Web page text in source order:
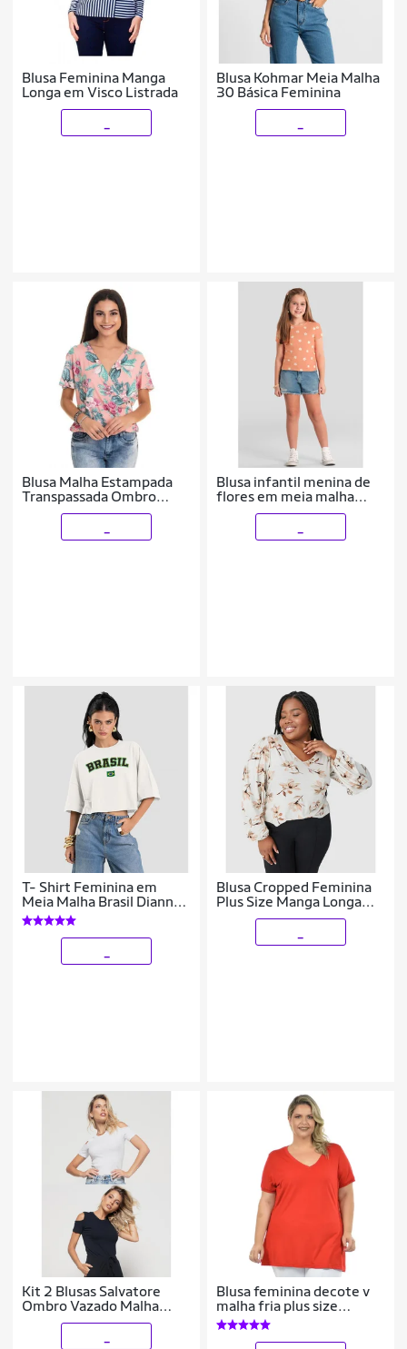
Blusa Feminina Manga
Longa em Visco Listrada
Blusa Kohmar Meia Malha
30 Básica Feminina
Blusa Malha Estampada
Transpassada Ombro
Vazado Mangas Godê
Blusa infantil menina de
flores em meia malha
Brandili - 12
T- Shirt Feminina em
Meia Malha Brasil Dianna
Bege
Blusa Cropped Feminina
Plus Size Manga Longa
Em Malha Viscolinho
Kit 2 Blusas Salvatore
Ombro Vazado Malha
Canelada Feminina
Blusa feminina decote v
malha fria plus size
fenomenal(sem
elasticidade) Laranja 56